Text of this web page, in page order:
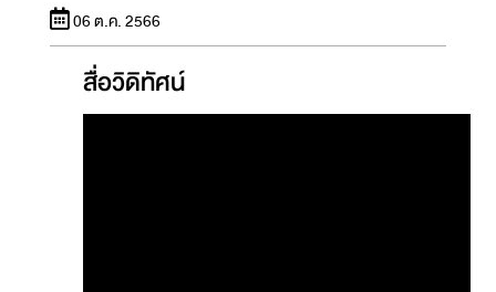
06 ต.ค. 2566
สื่อวิดิทัศน์